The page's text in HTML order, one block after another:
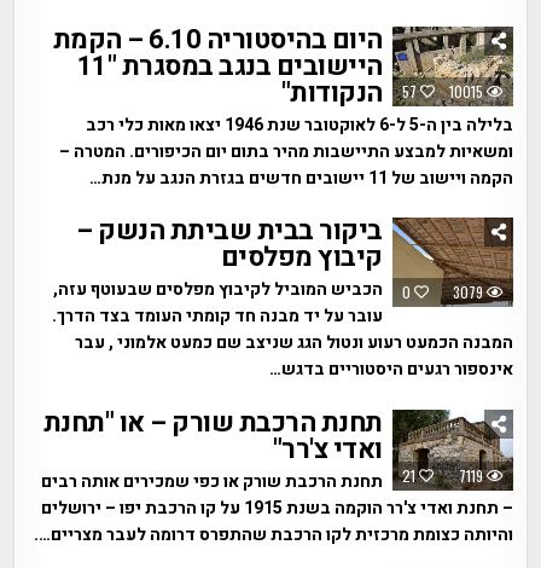
57 10015
היום בהיסטוריה 6.10 – הקמת
היישובים בנגב במסגרת "11
הנקודות"
בלילה בין ה-5 ל-6 לאוקטובר שנת 1946 יצאו מאות כלי רכב
ומשאיות למבצע התיישבות מהיר בתום יום הכיפורים. המטרה –
הקמה ויישוב של 11 יישובים חדשים בגזרת הנגב על מנת…
0 3079
ביקור בבית שביתת הנשק –
קיבוץ מפלסים
הכביש המוביל לקיבוץ מפלסים שבעוטף עזה,
עובר על יד מבנה חד קומתי העומד בצד הדרך.
המבנה הכמעט רעוע ונטול הגג שניצב שם כמעט אלמוני , עבר
אינספור רגעים היסטוריים בדגש…
21 7119
תחנת הרכבת שורק – או "תחנת
ואדי צ'רר"
תחנת הרכבת שורק או כפי שמכירים אותה רבים
– תחנת ואדי צ'רר הוקמה בשנת 1915 על קו הרכבת יפו – ירושלים
והיותה כצומת מרכזית לקו הרכבת שהתפרס דרומה לעבר מצריים….